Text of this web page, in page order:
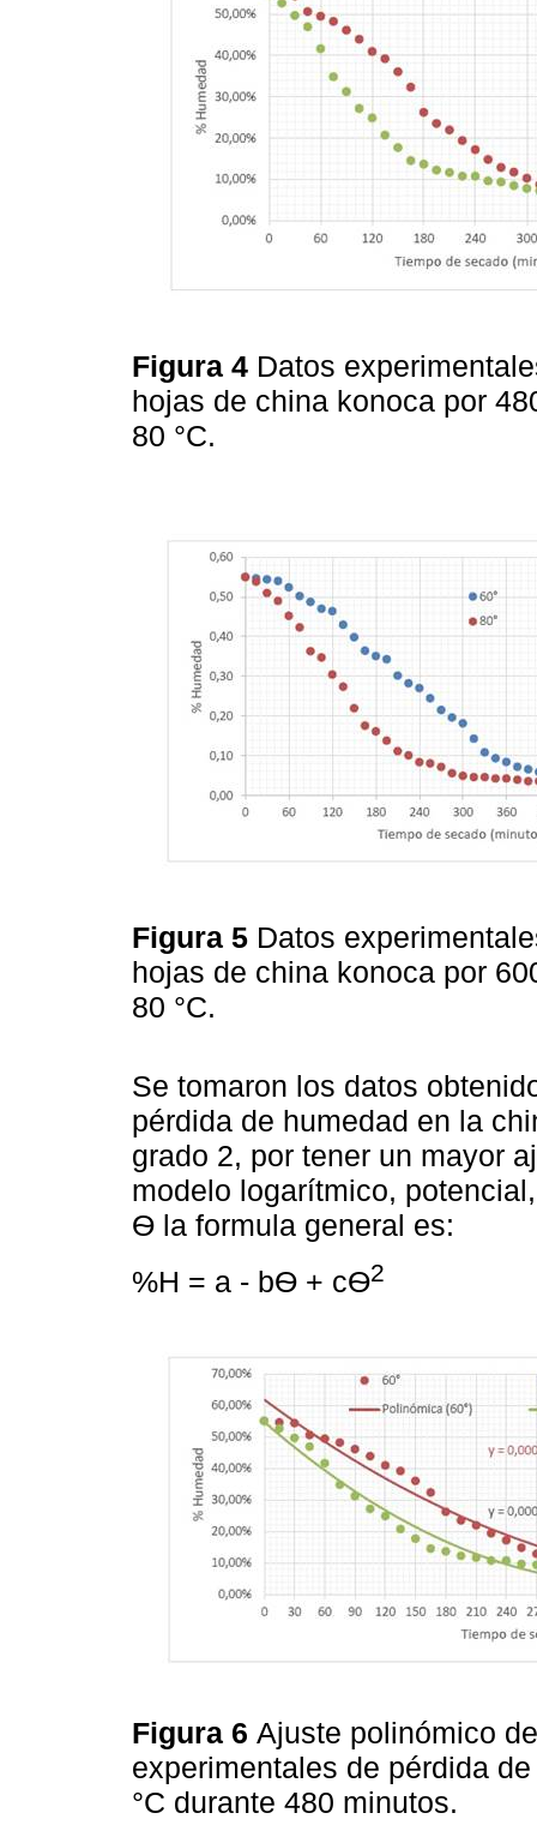
Figura 4 Datos
hojas de china konoca por
80 °C.
Figura 5 Datos
hojas de china konoca por
80 °C.
Se tomaron los datos
pérdida de humedad en la
grado 2, por tener un mayor
modelo logarítmico,
Ѳ la formula general es:
%H = a - bѲ + cѲ2
Figura 6 Ajuste polinómico
experimentales de pérdida
°C durante 480 minutos.